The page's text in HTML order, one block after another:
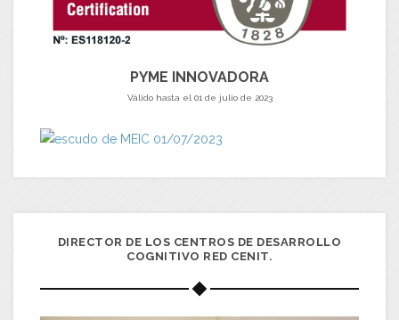
PYME INNOVADORA
Válido hasta el 01 de julio de 2023
DIRECTOR DE LOS CENTROS DE DESARROLLO
COGNITIVO RED CENIT.